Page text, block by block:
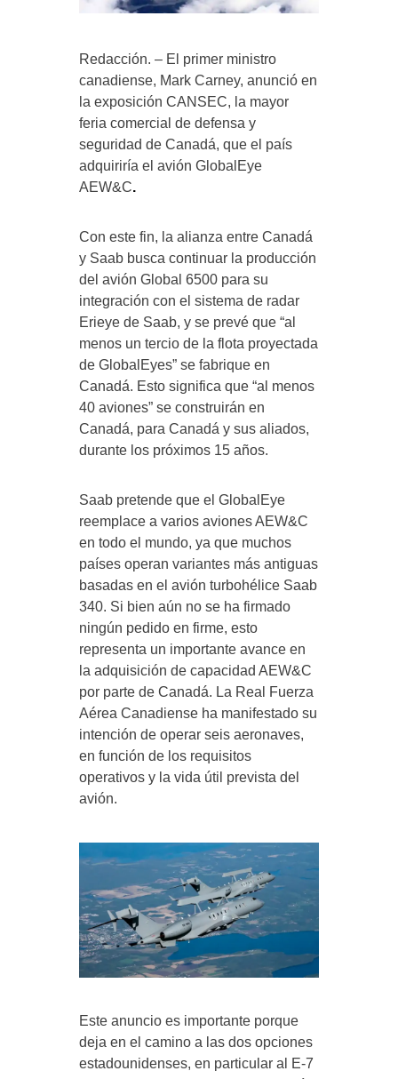
Redacción. – El primer ministro
canadiense, Mark Carney, anunció en
la exposición CANSEC, la mayor
feria comercial de defensa y
seguridad de Canadá, que el país
adquiriría el avión GlobalEye
AEW&C.
Con este fin, la alianza entre Canadá
y Saab busca continuar la producción
del avión Global 6500 para su
integración con el sistema de radar
Erieye de Saab, y se prevé que “al
menos un tercio de la flota proyectada
de GlobalEyes” se fabrique en
Canadá. Esto significa que “al menos
40 aviones” se construirán en
Canadá, para Canadá y sus aliados,
durante los próximos 15 años.
Saab pretende que el GlobalEye
reemplace a varios aviones AEW&C
en todo el mundo, ya que muchos
países operan variantes más antiguas
basadas en el avión turbohélice Saab
340. Si bien aún no se ha firmado
ningún pedido en firme, esto
representa un importante avance en
la adquisición de capacidad AEW&C
por parte de Canadá. La Real Fuerza
Aérea Canadiense ha manifestado su
intención de operar seis aeronaves,
en función de los requisitos
operativos y la vida útil prevista del
avión.
Este anuncio es importante porque
deja en el camino a las dos opciones
estadounidenses, en particular al E-7